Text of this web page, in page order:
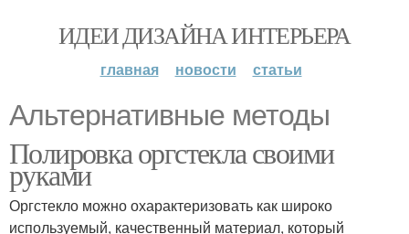
ИДЕИ ДИЗАЙНА ИНТЕРЬЕРА
главная новости статьи
Альтернативные методы
Полировка оргстекла своими
руками
Оргстекло можно охарактеризовать как широко
используемый, качественный материал, который